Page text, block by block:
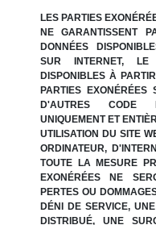
LES PARTIES
NE GARANTISSENT
DONNÉES
SUR INTERNET,
DISPONIBLES À
PARTIES EXONÉRÉES
D'AUTRES CODE
UNIQUEMENT ET
UTILISATION DU SITE
ORDINATEUR,
TOUTE LA MESURE
EXONÉRÉES NE
PERTES OU
DÉNI DE SERVICE,
DISTRIBUÉ, UNE